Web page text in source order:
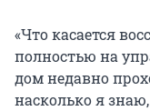
«Что касается
полностью на
дом недавно
насколько я